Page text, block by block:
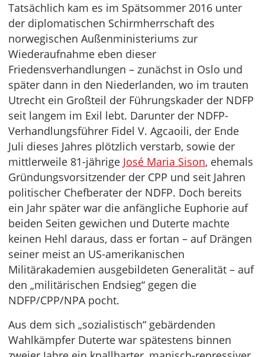
Tatsächlich kam es im Spätsommer 2016 unter
der diplomatischen Schirmherrschaft des
norwegischen Außenministeriums zur
Wiederaufnahme eben dieser
Friedensverhandlungen – zunächst in Oslo und
später dann in den Niederlanden, wo im trauten
Utrecht ein Großteil der Führungskader der NDFP
seit langem im Exil lebt. Darunter der NDFP-
Verhandlungsführer Fidel V. Agcaoili, der Ende
Juli dieses Jahres plötzlich verstarb, sowie der
mittlerweile 81-jährige José Maria Sison, ehemals
Gründungsvorsitzender der CPP und seit Jahren
politischer Chefberater der NDFP. Doch bereits
ein Jahr später war die anfängliche Euphorie auf
beiden Seiten gewichen und Duterte machte
keinen Hehl daraus, dass er fortan – auf Drängen
seiner meist an US-amerikanischen
Militärakademien ausgebildeten Generalität – auf
den „militärischen Endsieg“ gegen die
NDFP/CPP/NPA pocht.
Aus dem sich „sozialistisch“ gebärdenden
Wahlkämpfer Duterte war spätestens binnen